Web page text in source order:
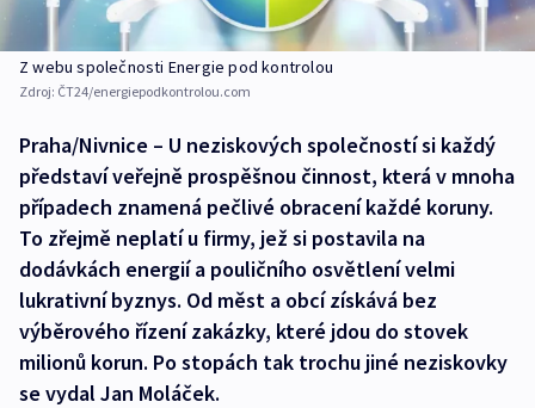
Z webu společnosti Energie pod kontrolou
Zdroj: ČT24/energiepodkontrolou.com
Praha/Nivnice – U neziskových společností si každý
představí veřejně prospěšnou činnost, která v mnoha
případech znamená pečlivé obracení každé koruny.
To zřejmě neplatí u firmy, jež si postavila na
dodávkách energií a pouličního osvětlení velmi
lukrativní byznys. Od měst a obcí získává bez
výběrového řízení zakázky, které jdou do stovek
milionů korun. Po stopách tak trochu jiné neziskovky
se vydal Jan Moláček.